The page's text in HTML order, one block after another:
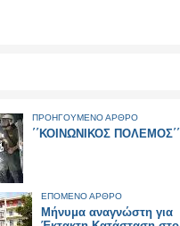
ΠΡΟΗΓΟΥΜΕΝΟ ΑΡΘΡΟ
΄΄ΚΟΙΝΩΝΙΚΟΣ ΠΟΛΕΜΟΣ΄΄
ΕΠΟΜΕΝΟ ΑΡΘΡΟ
Μήνυμα αναγνώστη για